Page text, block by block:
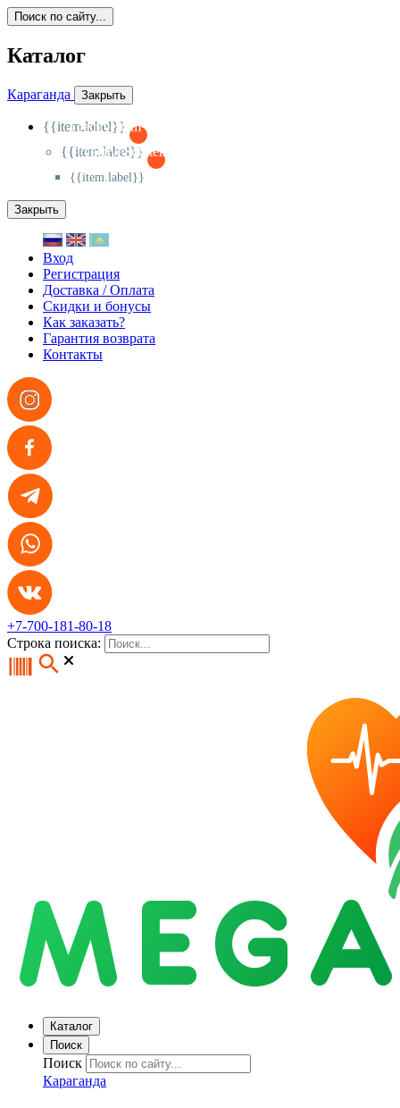
Поиск по сайту...
Каталог
Караганда Закрыть
{{item.label}}
{{activeItem==item.id?'-
{{item.label}}
{{activeSubitem==item.id?'-
{{item.label}}
Закрыть
Вход
Регистрация
Доставка / Оплата
Скидки и бонусы
Как заказать?
Гарантия возврата
Контакты
+7-700-181-80-18
Строка поиска:
Каталог
Поиск
Поиск
Караганда